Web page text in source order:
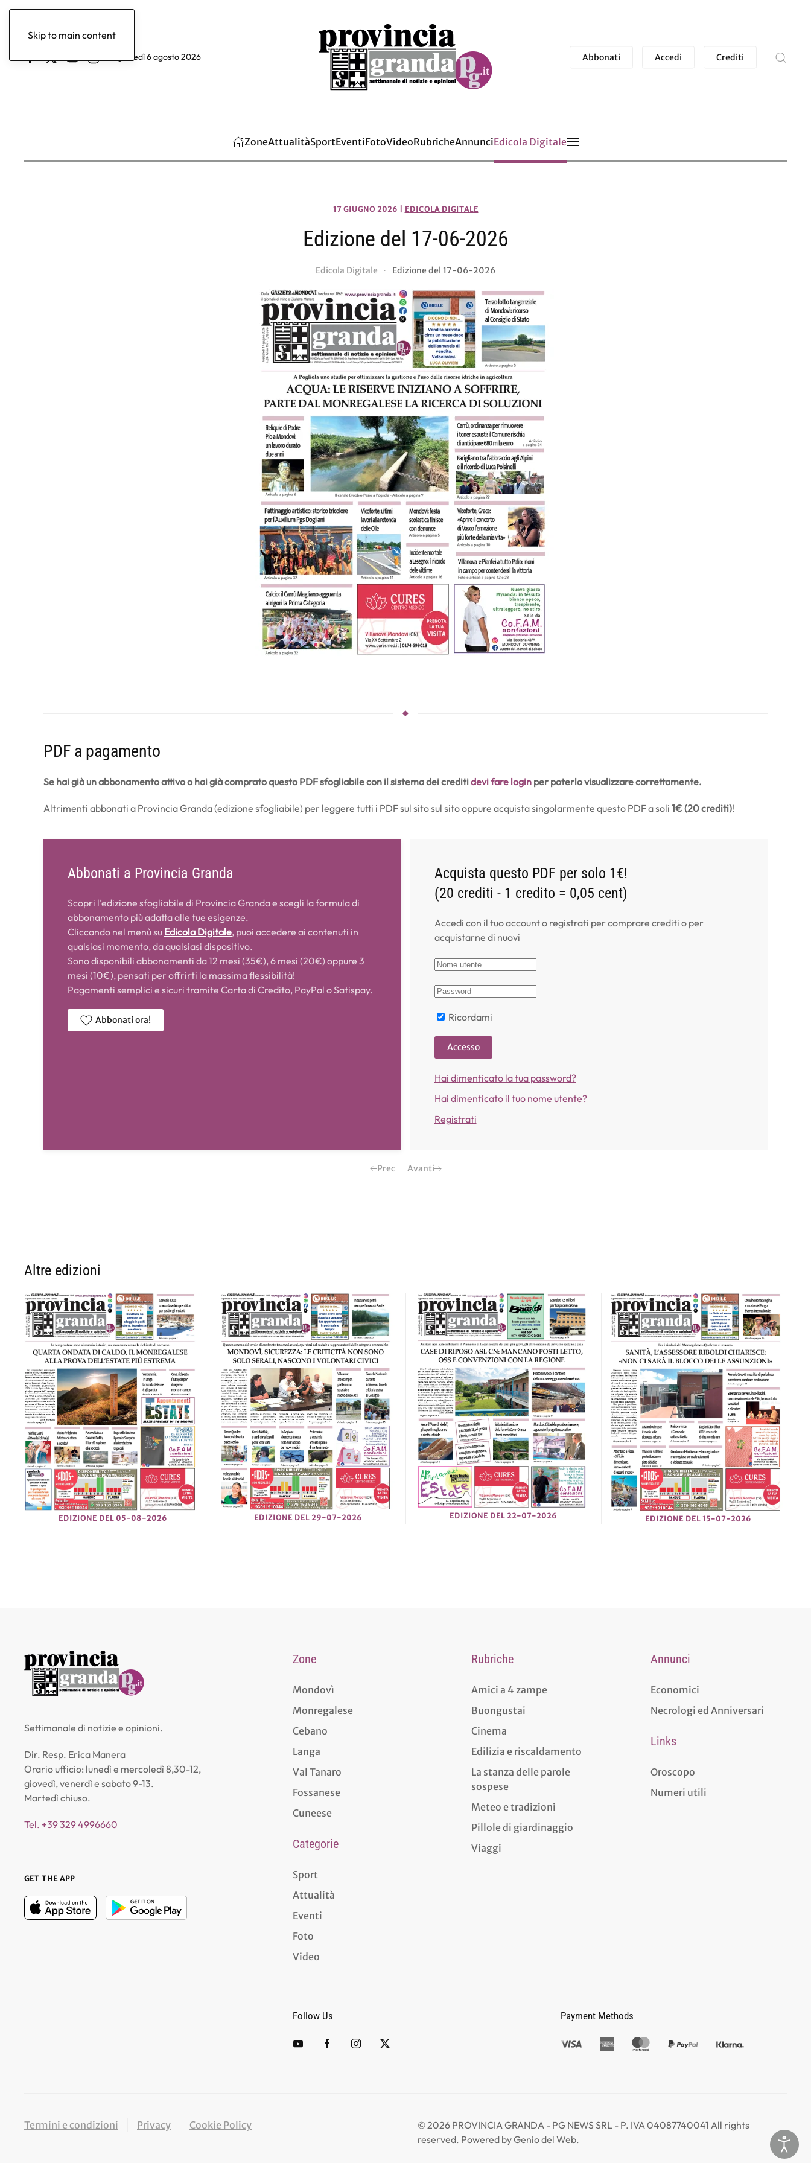
Skip to main content
giovedì 6 agosto 2026 Abbonati Accedi Crediti
ZoneAttualitàSportEventiFotoVideoRubricheAnnunciEdicola Digitale
17 GIUGNO 2026 EDICOLA DIGITALE
Edizione del 17-06-2026
Edicola Digitale Edizione del 17-06-2026
PDF a pagamento
Se hai già un abbonamento attivo o hai già comprato questo PDF sfogliabile con il sistema dei creditidevi fare login per poterlo visualizzare correttamente.
Altrimenti abbonati a Provincia Granda (edizione sfogliabile) per leggere tutti i PDF sul sito sul sito oppure acquista singolarmente questo PDF a soli 1€ (20 crediti)!
Abbonati a Provincia Granda
Scopri l’edizione sfogliabile di Provincia Granda e scegli la formula di
abbonamento più adatta alle tue esigenze.
Cliccando nel menù su Edicola Digitale, puoi accedere ai contenuti in
qualsiasi momento, da qualsiasi dispositivo.
Sono disponibili abbonamenti da 12 mesi (35€), 6 mesi (20€) oppure 3
mesi (10€), pensati per offrirti la massima flessibilità!
Pagamenti semplici e sicuri tramite Carta di Credito, PayPal o Satispay.
Abbonati ora!
Acquista questo PDF per solo 1€!
(20 crediti - 1 credito = 0,05 cent)
Accedi con il tuo account o registrati per comprare crediti o per
acquistarne di nuovi
Ricordami
Accesso
Hai dimenticato la tua password?
Hai dimenticato il tuo nome utente?
Registrati
Prec Avanti
Altre edizioni
EDIZIONE DEL 05-08-2026 EDIZIONE DEL 29-07-2026 EDIZIONE DEL 22-07-2026 EDIZIONE DEL 15-07-2026
Settimanale di notizie e opinioni.
Dir. Resp. Erica Manera
Orario ufficio: lunedì e mercoledì 8,30-12,
giovedì, venerdì e sabato 9-13.
Martedì chiuso.
Tel. +39 329 4996660
GET THE APP
Zone
Mondovì
Monregalese
Cebano
Langa
Val Tanaro
Fossanese
Cuneese
Categorie
Sport
Attualità
Eventi
Foto
Video
Rubriche
Amici a 4 zampe
Buongustai
Cinema
Edilizia e riscaldamento
La stanza delle parole
sospese
Meteo e tradizioni
Pillole di giardinaggio
Viaggi
Annunci
Economici
Necrologi ed Anniversari
Links
Oroscopo
Numeri utili
Follow Us Payment Methods
Termini e condizioni Privacy Cookie Policy © 2026 PROVINCIA GRANDA - PG NEWS SRL - P. IVA 04087740041 All rights
reserved. Powered byGenio del Web.